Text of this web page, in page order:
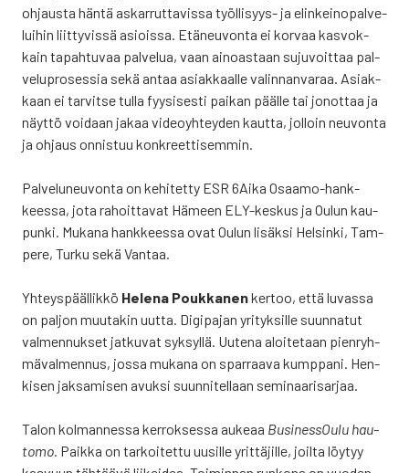
ohjaus­ta hän­tä askar­rut­ta­vis­sa työl­li­syys- ja elin­kei­no­pal­ve­
lui­hin liit­ty­vis­sä asiois­sa. Etä­neu­von­ta ei kor­vaa kas­vok­
kain tapah­tu­vaa pal­ve­lua, vaan ainoas­taan suju­voit­taa pal­
ve­lu­pro­ses­sia sekä antaa asiak­kaal­le valin­nan­va­raa. Asiak­
kaan ei tar­vit­se tul­la fyy­si­ses­ti pai­kan pääl­le tai jonot­taa ja
näyt­tö voi­daan jakaa video­yh­tey­den kaut­ta, jol­loin neu­von­ta
ja ohjaus onnis­tuu kon­kreet­ti­sem­min.
Pal­ve­lu­neu­von­ta on kehi­tet­ty ESR 6Aika Osaa­mo-hank­
kees­sa, jota rahoit­ta­vat Hämeen ELY-kes­kus ja Oulun kau­
pun­ki. Muka­na hank­kees­sa ovat Oulun lisäk­si Hel­sin­ki, Tam­
pe­re, Tur­ku sekä Van­taa.
Yhteys­pääl­lik­kö Hele­na Pouk­ka­nenker­too, että luvas­sa
on pal­jon muu­ta­kin uut­ta. Digi­pa­jan yri­tyk­sil­le suun­na­tut
val­men­nuk­set jat­ku­vat syk­syl­lä. Uute­na aloi­te­taan pien­ryh­
mä­val­men­nus, jos­sa muka­na on spar­raa­va kump­pa­ni. Hen­
ki­sen jak­sa­mi­sen avuk­si suun­ni­tel­laan semi­naa­ri­sar­jaa.
Talon kol­man­nes­sa ker­rok­ses­sa auke­aa Business­Oulu hau­
to­mo . Paik­ka on tar­koi­tet­tu uusil­le yrit­tä­jil­le, joil­ta löy­tyy